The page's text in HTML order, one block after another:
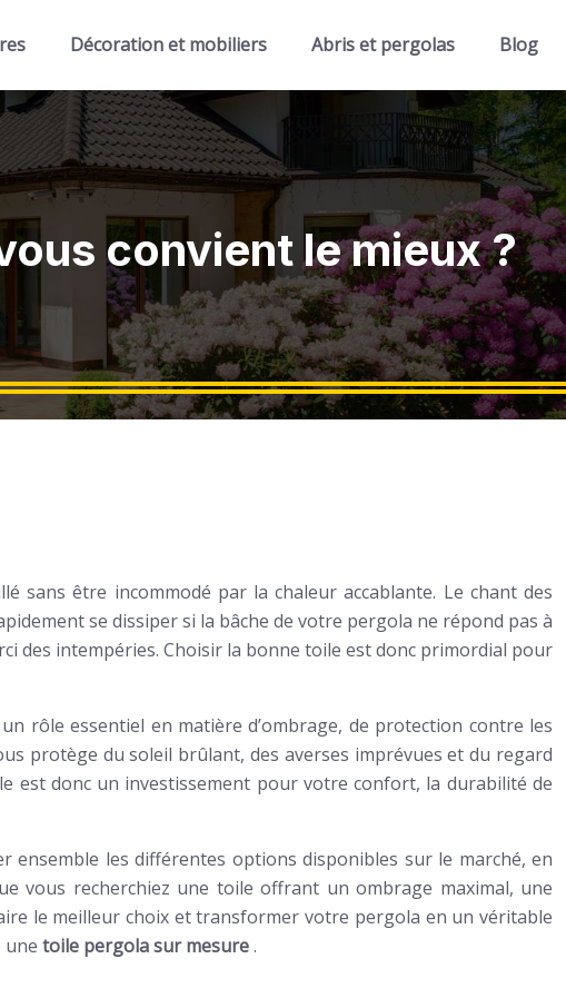
Décoration et mobiliers Abris et pergolas Blog
convient le mieux ?
sans être incommodé par la chaleur accablante. Le chant des
se dissiper si la bâche de votre pergola ne répond pas à
des intempéries. Choisir la bonne toile est donc primordial pour
rôle essentiel en matière d’ombrage, de protection contre les
protège du soleil brûlant, des averses imprévues et du regard
est donc un investissement pour votre confort, la durabilité de
ensemble les différentes options disponibles sur le marché, en
vous recherchiez une toile offrant un ombrage maximal, une
le meilleur choix et transformer votre pergola en un véritable
une toile pergola sur mesure.